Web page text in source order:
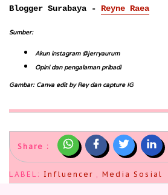
Blogger Surabaya - Reyne Raea
Sumber:
Akun instagram @jerryaurum
Opini dan pengalaman pribadi
Gambar: Canva edit by Rey dan capture IG
Share :
LABEL: Influencer Media Sosial